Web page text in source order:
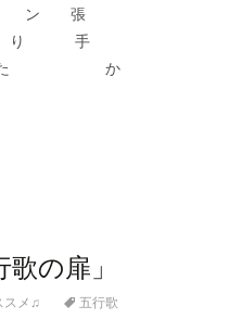
ン 張
手
た か
の扉」
スメ♫
五行歌